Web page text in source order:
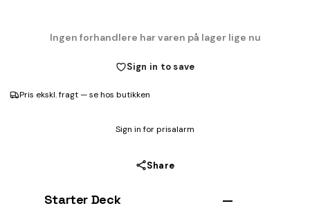
Ingen forhandlere har varen på lager lige nu
Sign in to save
Pris ekskl. fragt — se hos butikken
Sign in for prisalarm
Share
Starter Deck —